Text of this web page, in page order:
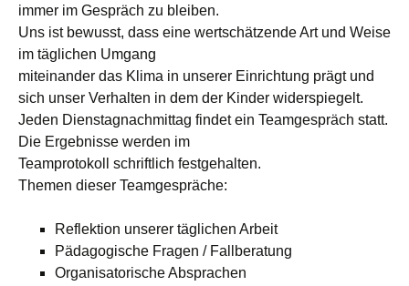
immer im Gespräch zu bleiben.
Uns ist bewusst, dass eine wertschätzende Art und Weise
im täglichen Umgang
miteinander das Klima in unserer Einrichtung prägt und
sich unser Verhalten in dem der Kinder widerspiegelt.
Jeden Dienstagnachmittag findet ein Teamgespräch statt.
Die Ergebnisse werden im
Teamprotokoll schriftlich festgehalten.
Themen dieser Teamgespräche:
Reflektion unserer täglichen Arbeit
Pädagogische Fragen / Fallberatung
Organisatorische Absprachen